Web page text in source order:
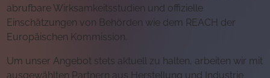
abrufbare Wirksamkeitsstudien und offizielle
Einschätzungen von Behörden wie dem REACH der
Europäischen Kommission.
Um unser Angebot stets aktuell zu halten, arbeiten wir mit
ausgewählten Partnern aus Herstellung und Industrie